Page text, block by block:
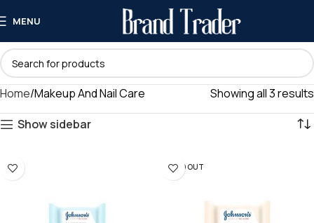
MENU
Home Makeup And Nail Care
Showing all 3 results
Show sidebar
SOLD OUT